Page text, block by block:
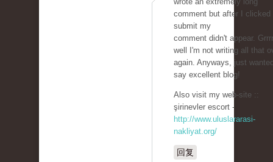
comment but after I clicked
submit my
comment didn't appear.
well I'm not writing all that
again. Anyways, just
say excellent blog!
Also visit my web-site ::
şirinevler escort -
http://www.uluslararasi-
nakliyat.org/
回复